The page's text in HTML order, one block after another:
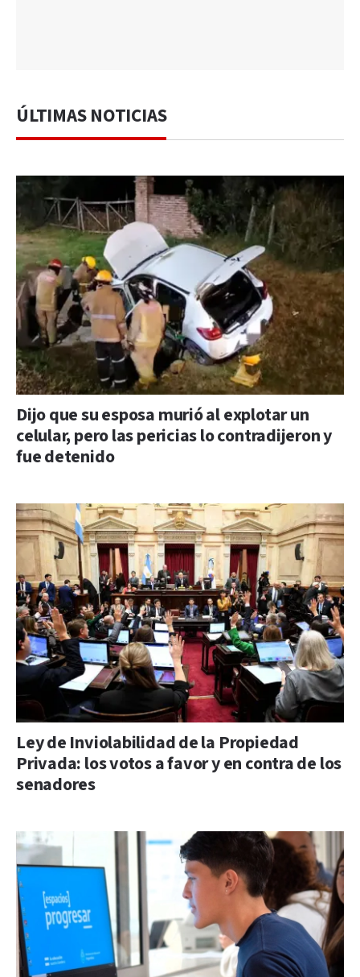
ÚLTIMAS NOTICIAS
Dijo que su esposa murió al explotar un
celular, pero las pericias lo contradijeron y
fue detenido
Ley de Inviolabilidad de la Propiedad
Privada: los votos a favor y en contra de los
senadores